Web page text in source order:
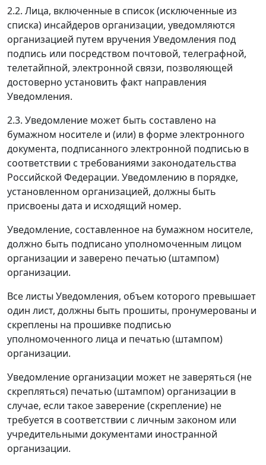
2.2. Лица, включенные в список (исключенные из
списка) инсайдеров организации, уведомляются
организацией путем вручения Уведомления под
подпись или посредством почтовой, телеграфной,
телетайпной, электронной связи, позволяющей
достоверно установить факт направления
Уведомления.
2.3. Уведомление может быть составлено на
бумажном носителе и (или) в форме электронного
документа, подписанного электронной подписью в
соответствии с требованиями законодательства
Российской Федерации. Уведомлению в порядке,
установленном организацией, должны быть
присвоены дата и исходящий номер.
Уведомление, составленное на бумажном носителе,
должно быть подписано уполномоченным лицом
организации и заверено печатью (штампом)
организации.
Все листы Уведомления, объем которого превышает
один лист, должны быть прошиты, пронумерованы и
скреплены на прошивке подписью
уполномоченного лица и печатью (штампом)
организации.
Уведомление организации может не заверяться (не
скрепляться) печатью (штампом) организации в
случае, если такое заверение (скрепление) не
требуется в соответствии с личным законом или
учредительными документами иностранной
организации.